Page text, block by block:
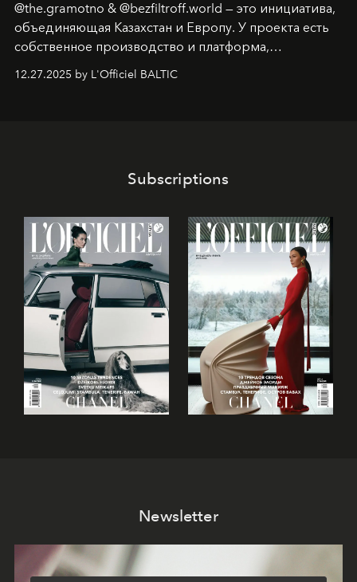
@the.gramotno & @bezfiltroff.world — это инициатива,
объединяющая Казахстан и Европу. У проекта есть
собственное производство и платформа,
предоставляющая возможности, поддержку и
решения для дизайнеров и молодых брендов.
12.27.2025 by L'Officiel BALTIC
Subscriptions
Newsletter